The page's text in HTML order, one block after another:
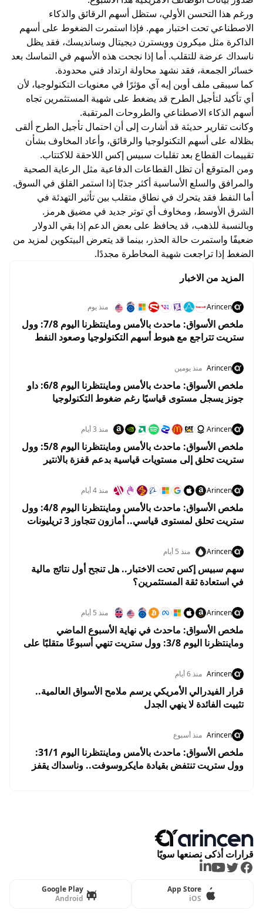
ورغم هذا التحسن الأولي، ستظل أسهم الرقائق والذكاء
الاصطناعي تحت اختبار مهم. فإذا استمرت الضغوط على أسهم
الذاكرة مثل ميكرون وويسترن ديجيتال وسانديسك، فقد يظل
ناسداك عرضة للتقلب. أما إذا نجحت هذه الأسهم في التماسك بعد
خسائر الجمعة، فقد نشهد محاولة ارتداد فني محدودة.
كما سيبقى ملف أوبن إيه آي مؤثرًا في معنويات التكنولوجيا، لأن
أي تأكيد لتأجيل الطرح قد يضغط على شهية المستثمرين تجاه
أسهم الذكاء الاصطناعي والطروحات المرتقبة.
وكانت تقارير حديثة قد أشارت إلى أن احتمال تأجيل الطرح ألقى
بظلاله على أسهم التكنولوجيا والرقائق، وأعاد المخاوف بشأن
تقييمات القطاع بعد تقلبات سبيس إكس اللاحقة للاكتتاب.
ومن المتوقع أن تظل القطاعات الدفاعية مثل الرعاية الصحية
والمرافق والسلع الأساسية أكثر جذبًا إذا استمر القلق في السوق.
أما النفط فقد يتحرك في نطاق متقلب بين تأثير التهدئة في
الشرق الأوسط، ومخاوف أي توتر جديد في مضيق هرمز.
وبالنسبة للذهب، قد يحافظ على بعض الدعم إذا بقي الدولار
ضعيفًا واستمرت حالة الحذر، بينما قد يتعرض البيتكوين لمزيد من
الضغط إذا تراجعت شهية المخاطرة مجددًا.
المزيد من الاخبار
Arincen منذ يوم
ملخص الأسواق: ماحدث بالأمس وماينتظرنا اليوم 7/8: وول
ستريت تتراجع مع هبوط أسهم التكنولوجيا وصعود النفط
Arincen منذ يومين
ملخص الأسواق: ماحدث بالأمس وماينتظرنا اليوم 6/8: داو
جونز يسجل مستوى قياسيًا رغم ضغوط التكنولوجيا
Arincen منذ 3 أيام
ملخص الأسواق: ماحدث بالأمس وماينتظرنا اليوم 5/8: وول
ستريت تحلق إلى مستويات قياسية بدعم قفزة بالانتير
Arincen منذ 4 أيام
ملخص الأسواق: ماحدث بالأمس وماينتظرنا اليوم 4/8: وول
ستريت تحلق لمستوى قياسي.. أمازون تتجاوز 3 تريليونات
Arincen منذ 5 أيام
سهم سبيس إكس تحت الاختبار.. هل تنجح أول نتائج مالية
في استعادة ثقة المستثمرين؟
Arincen منذ 5 أيام
ملخص الأسواق: ماحدث في نهاية الأسبوع الماضي
وماينتظرنا اليوم 3/8: وول ستريت تنهي أسبوعًا متقلبًا على
Arincen منذ 6 أيام
قرار الفيدرالي الأمريكي يرسم ملامح الأسواق العالمية..
تثبيت الفائدة لا ينهي الجدل
Arincen منذ أسبوع
ملخص الأسواق: ماحدث بالأمس وماينتظرنا اليوم 31/1:
وول ستريت تنتفض بقيادة مايكروسوفت.. وناسداك يقفز
قرارات أذكى نصنعها سويًا
Facebook
Twitter
Youtube
LinkedIn
App Store
iOS
Google Play
Android